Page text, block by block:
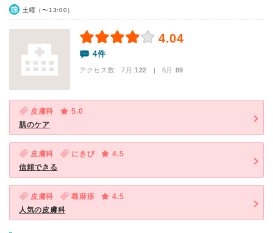
土曜（〜13:00）
4.04
4件
アクセス数 7月:122 | 6月:89
皮膚科
5.0
肌のケア
皮膚科 にきび
4.5
信頼できる
皮膚科 蕁麻疹
4.5
人気の皮膚科